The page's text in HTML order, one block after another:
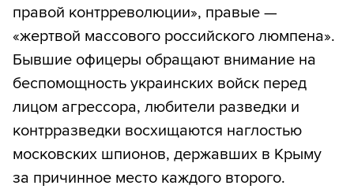
правой контрреволюции», правые —
«жертвой массового российского люмпена».
Бывшие офицеры обращают внимание на
беспомощность украинских войск перед
лицом агрессора, любители разведки и
контрразведки восхищаются наглостью
московских шпионов, державших в Крыму
за причинное место каждого второго.